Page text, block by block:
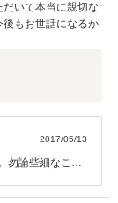
いて本当に親切な
もお世話になるか
2017/05/13
勿論些細なこと